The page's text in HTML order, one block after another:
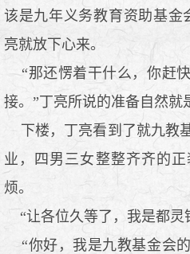
该是九年义务教育资助基金
亮就放下心来。
“那还愣着干什么，你赶
接。”丁亮所说的准备自然就
下楼，丁亮看到了就九教
业，四男三女整整齐齐的
烦。
“让各位久等了，我是都灵
“你好，我是九教基金会